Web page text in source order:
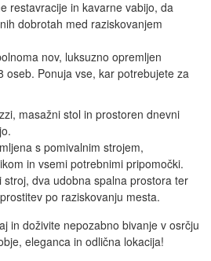
restavracije in kavarne vabijo, da
dobrotah med raziskovanjem
nov, luksuzno opremljen
oseb. Ponuja vse, kar potrebujete za
masažni stol in prostoren dnevni
s pomivalnim strojem,
in vsemi potrebnimi pripomočki.
stroj, dva udobna spalna prostora ter
po raziskovanju mesta.
in doživite nepozabno bivanje v osrčju
eleganca in odlična lokacija!